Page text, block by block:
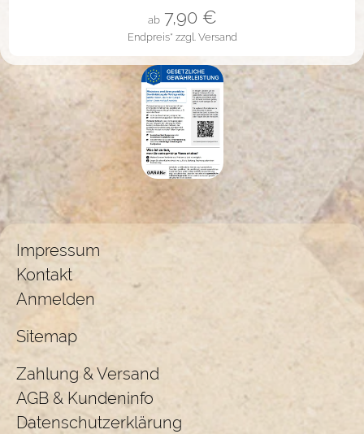
Endpreis* zzgl. Versand
ab 7,90€
Impressum
Kontakt
Anmelden
Sitemap
Zahlung & Versand
AGB & Kundeninfo
Datenschutzerklärung